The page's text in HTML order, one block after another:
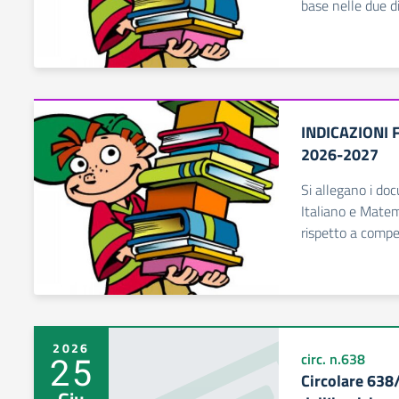
base nelle due
INDICAZIONI
2026-2027
Si allegano i
Italiano e
rispetto a
2026
25 circ. n.638
Circolare